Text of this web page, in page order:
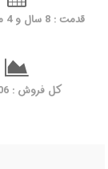
قدمت : 8 سال و 4 ماه و 11 روز
کل فروش : 606 عدد